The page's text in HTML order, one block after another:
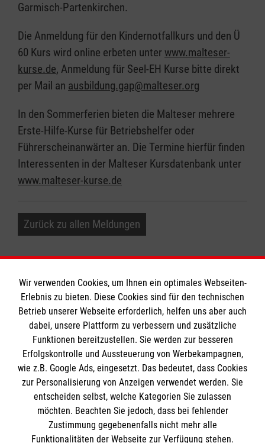
Garmisch-Partenkirchen.
Die Anmeldung für den Kindernotfallkurs und den Ü
60 Kurs wird online erbeten unter www.malteser-
kurse.de, Anmeldung für Seel-EH Kurse bitte direkt
per Mail an ausbildung.gap@malteser.org
In den Sommerferien bieten die Malteser mehrere
Erste-Hilfe-Kurse für Betriebshelfer oder
Führerscheinanwärter an. Die Termine hierfür finden
Interessenten in der Malteser Kursdatenbank unter
www.malteser-kurse.de
Zurück zu allen Meldungen
Informationen
Impressum
Datenschutz
Kontakt
Barrierefreiheit
Die Malteser
Malteser in Deutschland
Malteserorden
Wir verwenden Cookies, um Ihnen ein optimales Webseiten-
Erlebnis zu bieten. Diese Cookies sind für den technischen
Betrieb unserer Webseite erforderlich, helfen uns aber auch
dabei, unsere Plattform zu verbessern und zusätzliche
Funktionen bereitzustellen. Sie werden zur besseren
Erfolgskontrolle und Aussteuerung von Werbekampagnen,
wie z.B. Google Ads, eingesetzt. Das bedeutet, dass Cookies
zur Personalisierung von Anzeigen verwendet werden. Sie
entscheiden selbst, welche Kategorien Sie zulassen
möchten. Beachten Sie jedoch, dass bei fehlender
Zustimmung gegebenenfalls nicht mehr alle
Funktionalitäten der Webseite zur Verfügung stehen.